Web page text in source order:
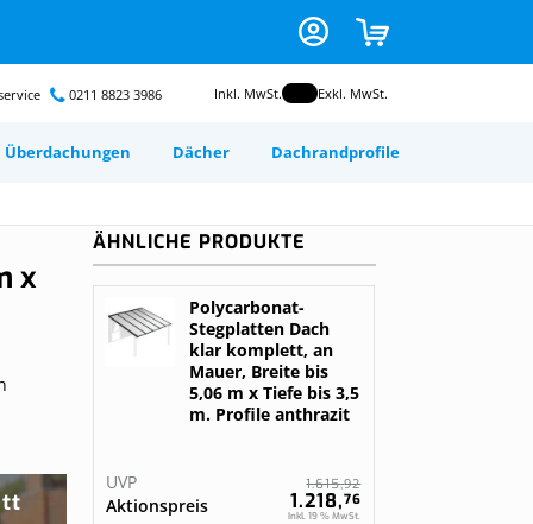
CART
Inhalt
springen
0211 8823 3986 Inkl. MwSt. Exkl. MwSt.
mit
auf
foto
Kunststofplatten
Überdachungen
Dächer
Dach
selbst
Dachrandprofile
x
ÄHNLICHE PRODUKTE
Polycarbonat-
Stegplatten Dach
klar komplett, an
Mauer, Breite bis
5,06 m x Tiefe bis 3,5
m. Profile anthrazit
Aktionspreis 1.218,76
UVP 1.615,92
Inkl. 19 % MwSt.